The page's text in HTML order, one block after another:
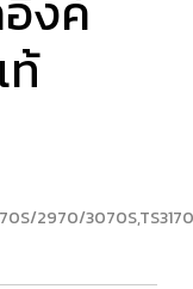
ท้
2970/3070S,TS3170